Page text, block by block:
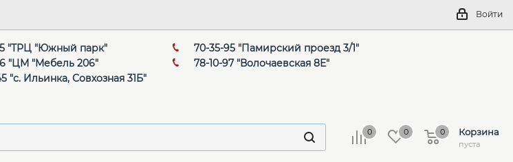
Войти
"ТРЦ "Южный парк"
"ЦМ "Мебель 206"
"с. Ильинка, Совхозная 31Б"
70-35-95 "Памирский проезд 3/1"
78-10-97 "Волочаевская 8Е"
0 0 Корзина
пуста
0